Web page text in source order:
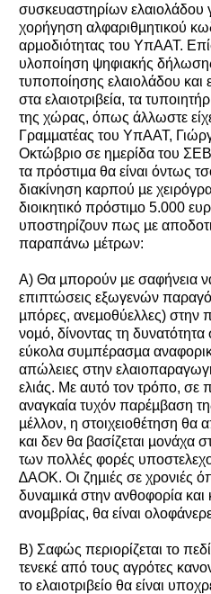
συσκευαστηρίων ελαιολάδου
χορήγηση αλφαριθµητικού
αρµοδιότητας του ΥπΑΑΤ.
υλοποίηση ψηφιακής
τυποποίησης ελαιολάδου και
στα ελαιοτριβεία, τα
της χώρας, όπως άλλωστε
Γραµµατέας του ΥπΑΑΤ,
Οκτώβριο σε ηµερίδα του
τα πρόστιµα θα είναι όντως
διακίνηση καρπού µε
διοικητικό πρόστιµο 5.000
υποστηρίζουν πως µε
παραπάνω µέτρων:
Α) Θα µπορούν µε σαφήνεια
επιπτώσεις εξωγενών
µπόρες, ανεµοθύελλες) στην
νοµό, δίνοντας τη
εύκολα συµπέρασµα
απώλειες στην
ελιάς. Με αυτό τον τρόπο, σε
αναγκαία τυχόν παρέµβαση
µέλλον, η στοιχειοθέτηση θα
και δεν θα βασίζεται µονάχα
των πολλές φορές
∆ΑΟΚ. Οι ζηµιές σε χρονιές
δυναµικά στην ανθοφορία και
ανοµβρίας, θα είναι
Β) Σαφώς περιορίζεται το
τενεκέ από τους αγρότες
το ελαιοτριβείο θα είναι